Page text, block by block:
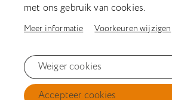
Afasiesleutelhanger
Privacyverklaring
Cookiestatement
met ons gebruik van cookies.
Meer informatie Voorkeuren wijzigen
Weiger cookies
Accepteer cookies